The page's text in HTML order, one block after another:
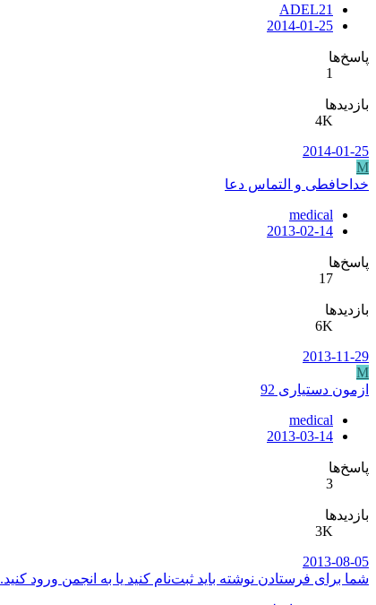
ADEL21
2014-01-25
پاسخ‌ها
1
بازدیدها
4K
2014-01-25
M
خداحافطی و التماس دعا
medical
2013-02-14
پاسخ‌ها
17
بازدیدها
6K
2013-11-29
M
ازمون دستیاری 92
medical
2013-03-14
پاسخ‌ها
3
بازدیدها
3K
2013-08-05
شما برای فرستادن نوشته باید ثبت‌نام کنید یا به انجمن ورود کنید.